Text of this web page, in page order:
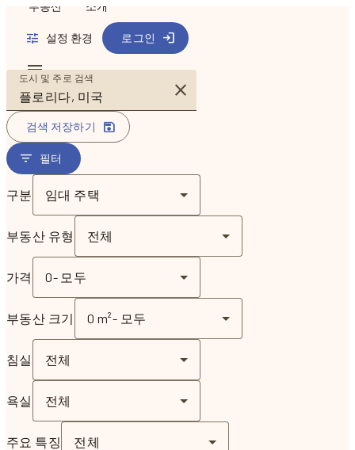
부동산 소개
설정 환경 로그인
도시 및 주로 검색
검색 저장하기
필터
구분 임대 주택
부동산 유형 전체
가격 0- 모두
부동산 크기 0 m²- 모두
침실 전체
욕실 전체
주요 특징 전체